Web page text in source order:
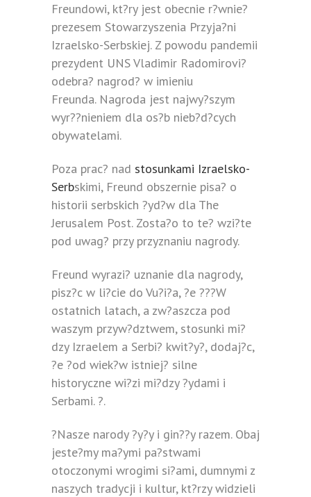
Freundowi, kt?ry jest obecnie r?wnie?
prezesem Stowarzyszenia Przyja?ni
Izraelsko-Serbskiej. Z powodu pandemii
prezydent UNS Vladimir Radomirovi?
odebra? nagrod? w imieniu
Freunda. Nagroda jest najwy?szym
wyr??nieniem dla os?b nieb?d?cych
obywatelami.
Poza prac? nad stosunkami Izraelsko-
Serbskimi, Freund obszernie pisa? o
historii serbskich ?yd?w dla The
Jerusalem Post. Zosta?o to te? wzi?te
pod uwag? przy przyznaniu nagrody.
Freund wyrazi? uznanie dla nagrody,
pisz?c w li?cie do Vu?i?a, ?e ???W
ostatnich latach, a zw?aszcza pod
waszym przyw?dztwem, stosunki mi?
dzy Izraelem a Serbi? kwit?y?, dodaj?c,
?e ?od wiek?w istniej? silne
historyczne wi?zi mi?dzy ?ydami i
Serbami. ?.
?Nasze narody ?y?y i gin??y razem. Obaj
jeste?my ma?ymi pa?stwami
otoczonymi wrogimi si?ami, dumnymi z
naszych tradycji i kultur, kt?rzy widzieli